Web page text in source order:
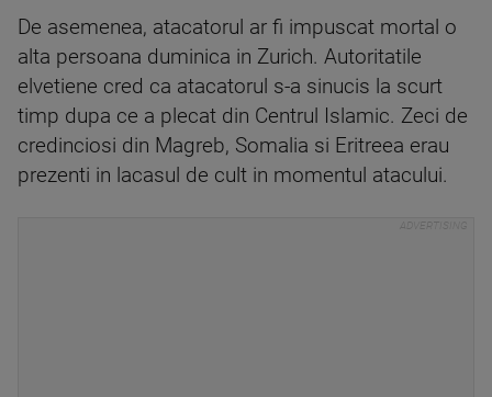
De asemenea, atacatorul ar fi impuscat mortal o
alta persoana duminica in Zurich. Autoritatile
elvetiene cred ca atacatorul s-a sinucis la scurt
timp dupa ce a plecat din Centrul Islamic. Zeci de
credinciosi din Magreb, Somalia si Eritreea erau
prezenti in lacasul de cult in momentul atacului.